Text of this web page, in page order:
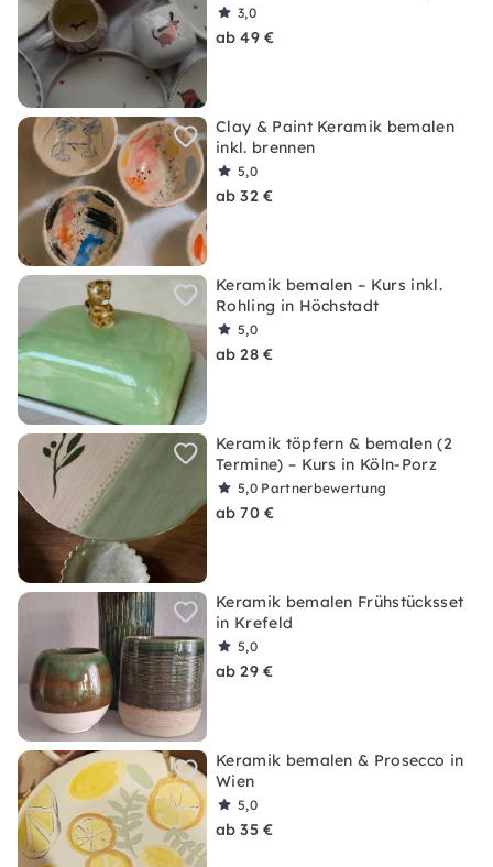
3,0
ab 49 €
Clay & Paint Keramik bemalen
inkl. brennen
5,0
ab 32 €
Keramik bemalen – Kurs inkl.
Rohling in Höchstadt
5,0
ab 28 €
Keramik töpfern & bemalen (2
Termine) – Kurs in Köln-Porz
5,0 Partnerbewertung
ab 70 €
Keramik bemalen Frühstücksset
in Krefeld
5,0
ab 29 €
Keramik bemalen & Prosecco in
Wien
5,0
ab 35 €